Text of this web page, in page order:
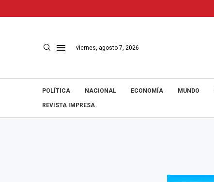
viernes, agosto 7, 2026
POLÍTICA NACIONAL ECONOMÍA MUNDO
REVISTA IMPRESA